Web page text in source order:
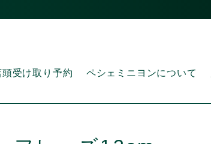
頭受け取り予約 ペシェミニヨンについて